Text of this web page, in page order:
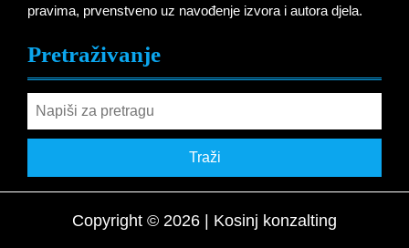
pravima, prvenstveno uz navođenje izvora i autora djela.
Pretraživanje
Pretraživanje:
Copyright © 2026 | Kosinj konzalting